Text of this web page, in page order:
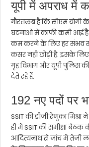
यूपी में अपराध में
गौरतलब है कि सीएम योगी
घटनाओं में काफी कमी आई है.
कम करने के लिए हर संभव
कसर नहीं छोड़ी है. इसके
गृह विभाग और यूपी पुलिस
देते रहे हैं.
192 नए पदों पर
SSIT की डीजी रेणुका मिश्रा
ही में SSIT की समीक्षा बैठक
आदित्यनाथ से जांच में तेजी